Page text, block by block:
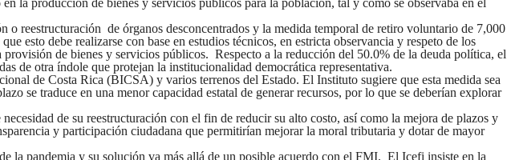
la producción de bienes y servicios públicos para la población, tal y como se observaba en el
reestructuración de órganos desconcentrados y la medida temporal de retiro voluntario de 7,000
esto debe realizarse con base en estudios técnicos, en estricta observancia y respeto de los
de bienes y servicios públicos. Respecto a la reducción del 50.0% de la deuda política, el
de otra índole que protejan la institucionalidad democrática representativa.
de Costa Rica (BICSA) y varios terrenos del Estado. El Instituto sugiere que esta medida sea
se traduce en una menor capacidad estatal de generar recursos, por lo que se deberían explorar
de su reestructuración con el fin de reducir su alto costo, así como la mejora de plazos y
y participación ciudadana que permitirían mejorar la moral tributaria y dotar de mayor
la pandemia y su solución va más allá de un posible acuerdo con el FMI. El Icefi insiste en la